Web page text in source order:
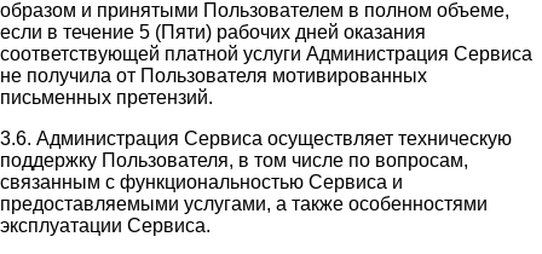
образом и принятыми Пользователем в полном объеме,
если в течение 5 (Пяти) рабочих дней оказания
соответствующей платной услуги Администрация Сервиса
не получила от Пользователя мотивированных
письменных претензий.
3.6. Администрация Сервиса осуществляет техническую
поддержку Пользователя, в том числе по вопросам,
связанным с функциональностью Сервиса и
предоставляемыми услугами, а также особенностями
эксплуатации Сервиса.